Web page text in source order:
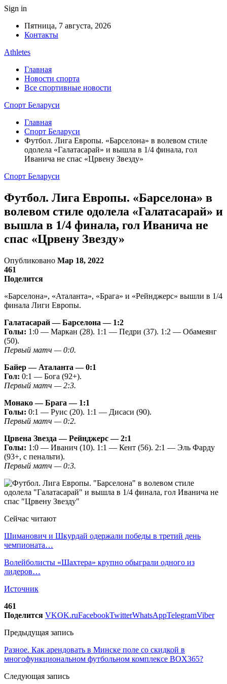
Sign in
Пятница, 7 августа, 2026
Контакты
Athletes
Главная
Новости спорта
Все спортивные новости
Спорт Беларуси
Главная
Спорт Беларуси
Футбол. Лига Европы. «Барселона» в волевом стиле
одолела «Галатасарай» и вышла в 1/4 финала, гол
Иванича не спас «Црвену Звезду»
Спорт Беларуси
Футбол. Лига Европы. «Барселона» в
волевом стиле одолела «Галатасарай» и
вышла в 1/4 финала, гол Иванича не
спас «Црвену Звезду»
Опубликовано Мар 18, 2022
461
Поделится
«Барселона», «Аталанта», «Брага» и «Рейнджерс» вышли в 1/4
финала Лиги Европы.
Галатасарай — Барселона — 1:2
Голы: 1:0 — Маркан (28). 1:1 — Педри (37). 1:2 — Обамеянг
(50).
Первый матч — 0:0.
Байер — Аталанта — 0:1
Гол: 0:1 — Бога (92+).
Первый матч — 2:3.
Монако — Брага — 1:1
Голы: 0:1 — Руис (20). 1:1 — Дисаси (90).
Первый матч — 0:2.
Црвена Звезда — Рейнджерс — 2:1
Голы: 1:0 — Иванич (10). 1:1 — Кент (56). 2:1 — Эль Фарду
(93+, с пенальти).
Первый матч — 0:3.
Сейчас читают
Шиманович и Шкурдай одержали победы в третий день
чемпионата…
Волейболисты «Шахтера» крупно обыграли одного из
лидеров…
Источник
461
Поделится VKOK.ruFacebookTwitterWhatsAppTelegramViber
Предыдущая запись
Разное. Как арендовать в Минске поле со скидкой в
многофункциональном футбольном комплексе BOX365?
Следующая запись